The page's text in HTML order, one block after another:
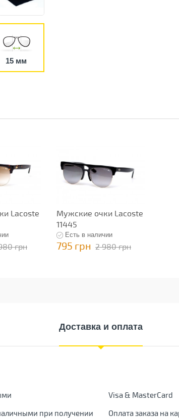
15 мм
Lacoste
грн
Мужские очки Lacoste
11445
Есть в наличии
795 грн 2 980 грн
Доставка и оплата
при получении
Visa & MasterCard
Оплата заказа на